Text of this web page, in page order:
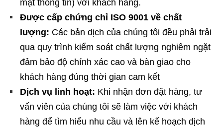
mật thông tin) với khách hàng.
Được cấp chứng chỉ ISO 9001 về chất
lượng: Các bản dịch của chúng tôi đều phải trải
qua quy trình kiểm soát chất lượng nghiêm ngặt
đảm bảo độ chính xác cao và bàn giao cho
khách hàng đúng thời gian cam kết
Dịch vụ linh hoạt: Khi nhận đơn đặt hàng, tư
vấn viên của chúng tôi sẽ làm việc với khách
hàng để tìm hiểu nhu cầu và lên kế hoạch dịch